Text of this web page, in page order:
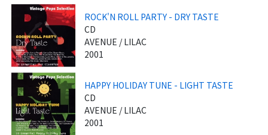
ROCK'N ROLL PARTY - DRY TASTE
CD
AVENUE / LILAC
2001
HAPPY HOLIDAY TUNE - LIGHT TASTE
CD
AVENUE / LILAC
2001